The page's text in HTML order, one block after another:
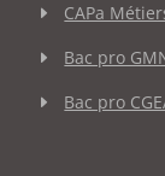
CAPa
Bac pro
Bac pro